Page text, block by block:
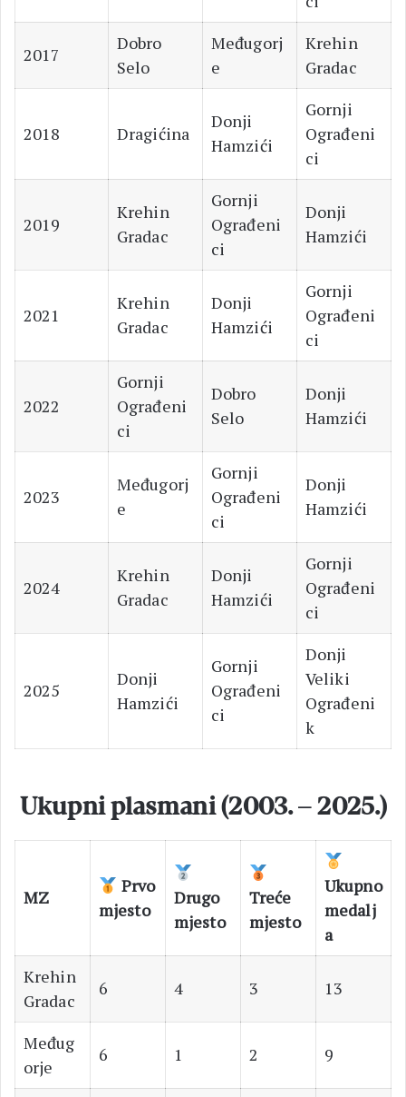
2017
Dobro
Selo
Međugorj
e
Krehin
Gradac
2018 Dragićina
Donji
Hamzići
Gornji
Ograđeni
ci
2019
Krehin
Gradac
Gornji
Ograđeni
ci
Donji
Hamzići
2021
Krehin
Gradac
Donji
Hamzići
Gornji
Ograđeni
ci
2022
Gornji
Ograđeni
ci
Dobro
Selo
Donji
Hamzići
2023
Međugorj
e
Gornji
Ograđeni
ci
Donji
Hamzići
2024
Krehin
Gradac
Donji
Hamzići
Gornji
Ograđeni
ci
2025
Donji
Hamzići
Gornji
Ograđeni
ci
Donji
Veliki
Ograđeni
k
Ukupni plasmani (2003. – 2025.)
MZ
Prvo
mjesto
Drugo
mjesto
Treće
mjesto
Ukupno
medalj
a
Krehin
Gradac
6 4 3 13
Međug
orje
6 1 2 9